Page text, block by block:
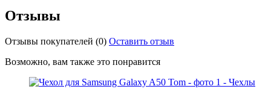
Отзывы
Отзывы покупателей (0) Оставить отзыв
Возможно, вам также это понравится